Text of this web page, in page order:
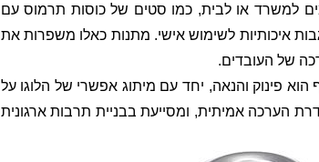
למשרד או לבית, כמו סטים של כוסות תרמוס עם
איכותיות לשימוש אישי. מתנות כאלו משפרות את
של העובדים.
פינוק והנאה, יחד עם מיתוג אפשרי של הלוגו על
אמיתית, ומסייעת בבניית תרבות ארגונית